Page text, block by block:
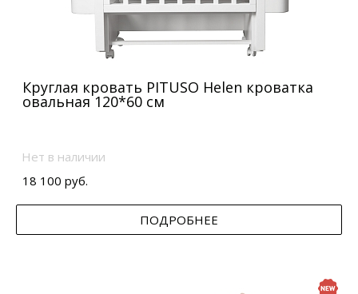
Круглая кровать PITUSO Helen кроватка
овальная 120*60 см
Нет в наличии
18 100 руб.
ПОДРОБНЕЕ